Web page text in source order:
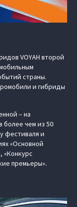
VOYAH второй
страны.
и гибриды
– на
более чем из 50
фестиваля и
«Основной
«Конкурс
премьеры».